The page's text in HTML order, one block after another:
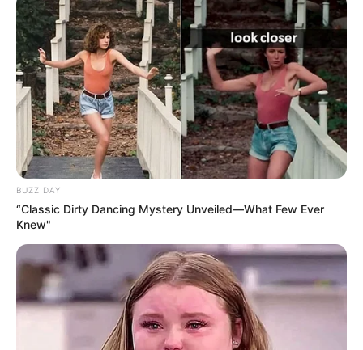
Ausflugsziele, Sehenswürdigkeiten, Freizeitziele
und Museen in und im Umkreis von Darmstadt:
Umkreissuche Tourismus Darmstadt
Museen in und um Darmstadt
Kinderausflugsziele für Darmstadt
Kindergeburtstag feiern
Schlösser und Burgen in und um Darmstadt
BUZZ DAY
“Classic Dirty Dancing Mystery Unveiled—What Few Ever
Knew"